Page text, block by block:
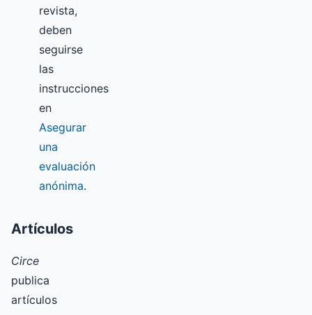
revista,
deben
seguirse
las
instrucciones
en
Asegurar
una
evaluación
anónima.
Artículos
Circe
publica
artículos